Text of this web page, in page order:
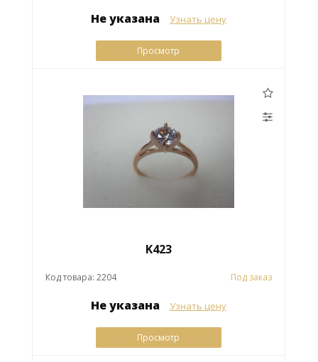
Не указана Узнать цену
Просмотр
K423
Код товара: 2204 Под заказ
Не указана Узнать цену
Просмотр